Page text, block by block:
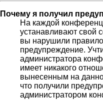
Почему я получил
На каждой
устанавливают свой
вы нарушили
предупреждение.
администратора
имеет никакого
вынесенным на
что получили
администратором